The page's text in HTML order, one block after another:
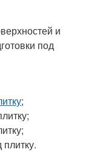
и
под
;